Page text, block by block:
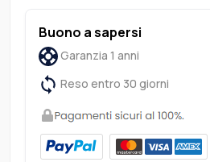
Buono a sapersi
Garanzia 1 anni
Reso entro 30 giorni